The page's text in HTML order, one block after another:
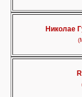
Николае